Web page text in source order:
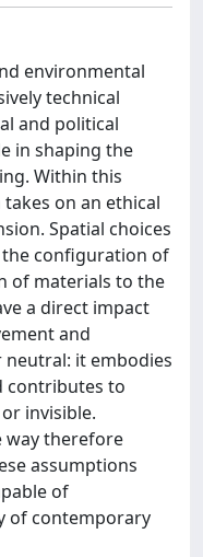
environmental
technical
and political
in shaping the
Within this
on an ethical
Spatial choices
configuration of
of materials to the
a direct impact
and
neutral: it embodies
contributes to
invisible.
way therefore
assumptions
of
of contemporary